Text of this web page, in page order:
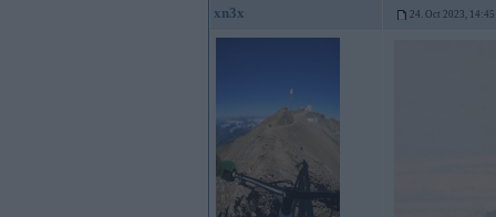
xn3x 24. Oct 2023, 14:45